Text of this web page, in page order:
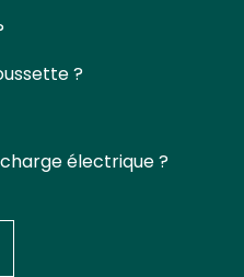
?
électrique ?